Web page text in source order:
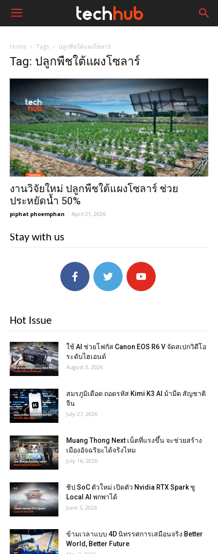
Home Tags ปลูกพืชใต้แผงโซลาร์
Tag: ปลูกพืชใต้แผงโซลาร์
งานวิจัยใหม่ ปลูกพืชใต้แผงโซลาร์ ช่วย
ประหยัดน้ำ 50%
piphat phoemphan - April 21, 2026
Stay with us
Hot Issue
ใช้ AI ช่วยโฟกัส Canon EOS R6 V จัดสเปกวิดีโอ
ระดับไฮเอนด์
August 3, 2026
สมรภูมิเดือด ถอดรหัส Kimi K3 AI ม้ามืด สัญชาติ
จีน
July 27, 2026
Muang Thong Next เน็ตที่แรงขึ้น จะช่วยสร้าง
เมืองอัจฉริยะได้จริงไหม
July 16, 2026
ชิป SoC ตัวใหม่ เปิดตัว Nvidia RTX Spark ชู
Local AI พกพาได้
June 5, 2026
ข้ามเวลาแบบ 4D นิทรรศการเสมือนจริง Better
World, Better Future